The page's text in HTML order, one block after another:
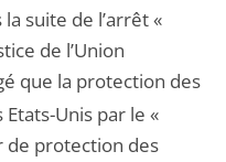
suite de l’arrêt «
de l’Union
que la protection des
Unis par le «
de protection des